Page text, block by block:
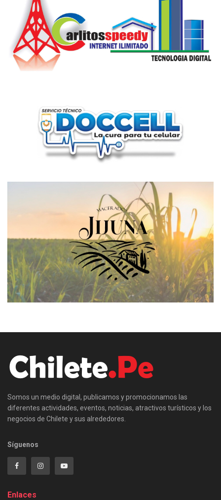
Somos un medio digital, publicamos y promocionamos las
diferentes actividades, eventos, noticias, atractivos turísticos y los
negocios de Chilete y sus alrededores.
Síguenos
Enlaces